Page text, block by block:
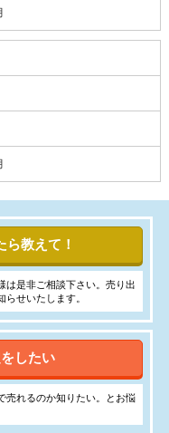
教えて！
は是非ご相談下さい。売り出
せいたします。
したい
売れるのか知りたい。とお悩